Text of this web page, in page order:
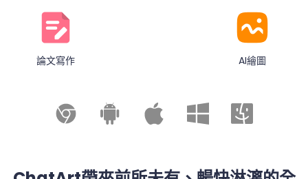
論文寫作 AI繪圖